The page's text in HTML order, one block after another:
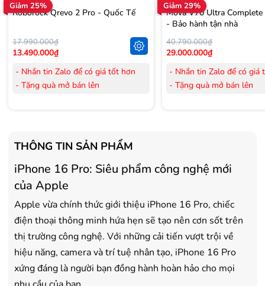
Giảm 25%
Roborock Qrevo 2 Pro - Quốc Tế
17.990.000₫
13.490.000₫
- Nhắn tin Zalo để có giá tốt hơn
- Tặng quà mở bán lên
- Tặng Voucher trị giá 150.000đ
mua Máy lọc Không khí
- Cam kết hàng mới 100%.
- Lắp đặt, HDSD tại nhà nội thành
Hà Nội, Hồ Chí Minh
- Vận chuyển Toàn Quốc.
- Bảo hành 24 tháng chính hãng
Giảm 29%
Mova V70 Ultra
- Bảo hành tận nhà
40.790.000₫
29.000.000₫
- Nhắn tin Zalo để có giá
- Tặng quà mở bán lên
- Cam kết hàng mới
- Vận chuyển Toàn Quốc.
- Bảo hành 36 tháng
THÔNG TIN SẢN PHẨM
iPhone 16 Pro: Siêu phẩm công nghệ mới
của Apple
Apple vừa chính thức giới thiệu iPhone 16 Pro, chiếc
điện thoại thông minh hứa hẹn sẽ tạo nên cơn sốt trên
thị trường công nghệ. Với những cải tiến vượt trội về
hiệu năng, camera và trí tuệ nhân tạo, iPhone 16 Pro
xứng đáng là người bạn đồng hành hoàn hảo cho mọi